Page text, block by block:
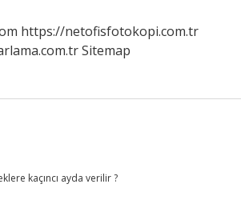
https://netofisfotokopi.com.tr
Sitemap
kaçıncı ayda verilir ?